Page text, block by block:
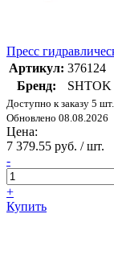
Пресс
Артикул: 376124
Бренд:
SHTOK
Доступно к заказу 5 шт.
Обновлено 08.08.2026
Цена:
7 379.55 руб. / шт.
-
+
Купить